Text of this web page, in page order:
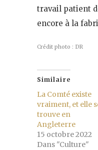
travail patient
encore à la
Crédit photo : DR
Similaire
La Comté existe
vraiment, et elle
trouve en
Angleterre
15 octobre 2022
Dans "Culture"